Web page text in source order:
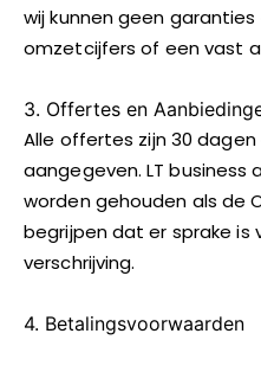
wij kunnen geen
omzetcijfers of een vast
3. Offertes en
Alle offertes zijn 30
aangegeven. LT
worden gehouden als de
begrijpen dat er sprake is
verschrijving.
4. Betalingsvoorwaarden